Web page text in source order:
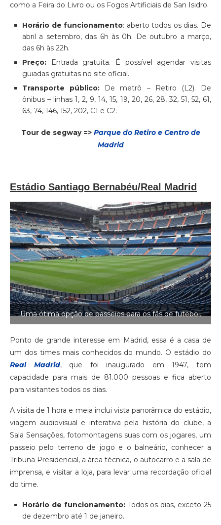
como a Feira do Livro ou os Fogos Artificiais de San Isidro.
Horário de funcionamento: aberto todos os dias. De
abril a setembro, das 6h às 0h. De outubro a março,
das 6h às 22h.
Preço: Entrada gratuita. É possível agendar visitas
guiadas gratuitas no site oficial.
Transporte público: De metrô – Retiro (L2). De
ônibus – linhas 1, 2, 9, 14, 15, 19, 20, 26, 28, 32, 51, 52, 61,
63, 74, 146, 152, 202, C1 e C2.
Tour de segway => Parque do Retiro e Centro de
Madrid
Estádio Santiago Bernabéu/Real Madrid
Uma ótima opção de passeios para os fãs de futebol.
Ponto de grande interesse em Madrid, essa é a casa de
um dos times mais conhecidos do mundo. O estádio do
Real Madrid, que foi inaugurado em 1947, tem
capacidade para mais de 81.000 pessoas e fica aberto
para visitantes todos os dias.
A visita de 1 hora e meia inclui vista panorâmica do estádio,
viagem audiovisual e interativa pela história do clube, a
Sala Sensações, fotomontagens suas com os jogares, um
passeio pelo terreno de jogo e o balneário, conhecer a
Tribuna Presidencial, a área técnica, o autocarro e a sala de
imprensa, e visitar a loja, para levar uma recordação oficial
do time.
Horário de funcionamento:Todos os dias, exceto 25
de dezembro até 1 de janeiro.